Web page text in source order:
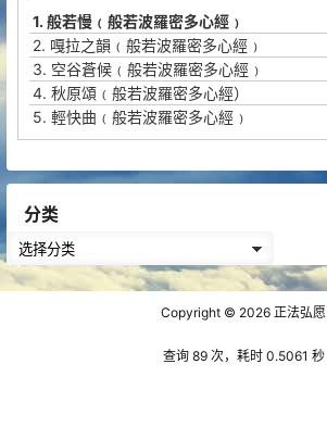
播
放
器
1. 般若慢﹙般若波羅密多心經﹚
2. 嘎拉之韻﹙般若波羅密多心經﹚
3. 空谷蒼候﹙般若波羅密多心經﹚
4. 秋原頌﹙般若波羅密多心經）
5. 輕快曲﹙般若波羅密多心經﹚
分类
分
类
Copyright © 2026 正法弘愿
查询 89 次，耗时 0.5061 秒